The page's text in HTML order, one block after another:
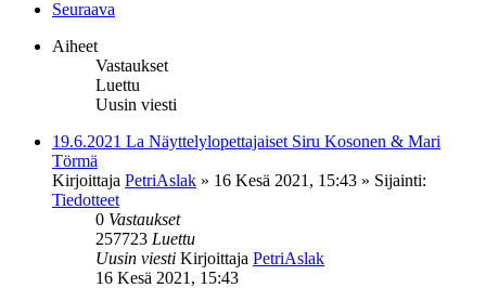
Seuraava
Aiheet
Vastaukset
Luettu
Uusin viesti
19.6.2021 La Näyttelylopettajaiset Siru Kosonen & Mari
Törmä
Kirjoittaja PetriAslak » 16 Kesä 2021, 15:43 » Sijainti:
Tiedotteet
0 Vastaukset
257723 Luettu
Uusin viesti Kirjoittaja PetriAslak
16 Kesä 2021, 15:43